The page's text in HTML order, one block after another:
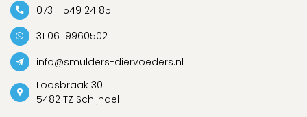
073 - 549 24 85
31 06 19960502
info@smulders-diervoeders.nl
Loosbraak 30
5482 TZ Schijndel